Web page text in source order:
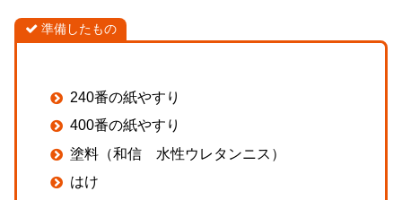
準備したもの
240番の紙やすり
400番の紙やすり
塗料（和信 水性ウレタンニス）
はけ